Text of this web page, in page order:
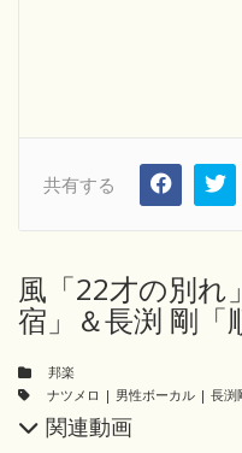
共有する
風「22才の別れ
宿」＆長渕 剛「
邦楽
ナツメロ | 男性ボーカル | 長渕
関連動画